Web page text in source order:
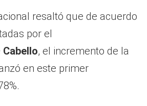
resaltó que de acuerdo
por el
Cabello, el incremento de la
en este primer